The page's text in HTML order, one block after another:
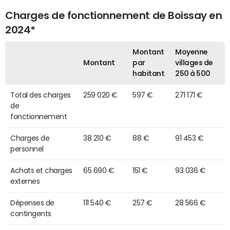
Charges de fonctionnement de Boissay en
2024*
Montant
Montant
par
habitant
Moyenne
villages de
250 à 500
Total des charges
de
fonctionnement
259 020 € 597 € 271 171 €
Charges de
personnel
38 210 € 88 € 91 453 €
Achats et charges
externes
65 690 € 151 € 93 036 €
Dépenses de
contingents
111 540 € 257 € 28 566 €